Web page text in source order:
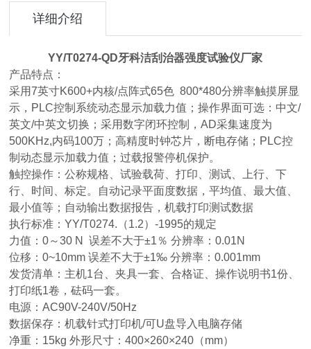
详细介绍
YY/T0274-QD牙科洁刮治器强度试验仪厂家
产品特点：
采用7英寸K600+内核/点阵式65色 800*480分辨率触摸屏显
示，PLC控制系统动态显示加载力值；操作界面可选：中文/
英文/中英文切换；采用数字闭环控制，AD采集速度为
500KHz,内码100万；高精度时钟芯片，断电存储；PLC控
制动态显示加载力值；过载报警停机保护。
触控操作：公称规格、试验载荷、打印、测试、上行、下
行、时间、标定。自动记录平面度数据，平均值、最大值、
最小值等；自动输出数据报告，机载打印测试数据
执行标准：YY/T0274.（1.2）-1995的规定
力值：0～30 N 误差不大于±1％ 分辨率：0.01N
位移：0~10mm 误差不大于±1‰ 分辨率：0.001mm
发货清单：主机1台、夹具一套、合格证、操作说明书1份、
打印纸1卷，砝码一套。
电源：AC90V-240V/50Hz
数据保存：机载针式打印机/可U盘导入电脑存储
净重：15kg 外形尺寸：400×260×240（mm）